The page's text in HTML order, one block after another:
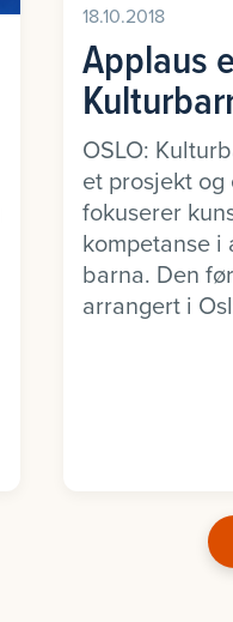
18.10.2018
Applaus
OSLO:
et prosjekt og
fokuserer
kompetanse
barna. Den
arrangert i